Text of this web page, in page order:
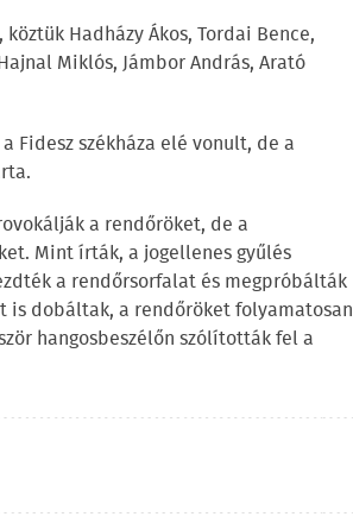
Hadházy Ákos, Tordai Bence,
Miklós, Jámbor András, Arató
Fidesz székháza elé vonult, de a
a rendőröket, de a
Mint írták, a jogellenes gyűlés
a rendőrsorfalat és megpróbálták
is dobáltak, a rendőröket folyamatosan
hangosbeszélőn szólították fel a